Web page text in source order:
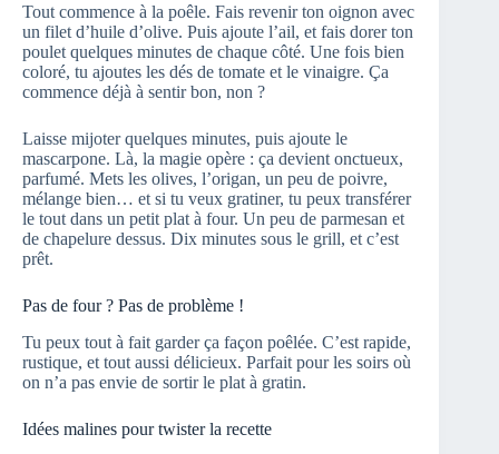
Tout commence à la poêle. Fais revenir ton oignon avec
un filet d’huile d’olive. Puis ajoute l’ail, et fais dorer ton
poulet quelques minutes de chaque côté. Une fois bien
coloré, tu ajoutes les dés de tomate et le vinaigre. Ça
commence déjà à sentir bon, non ?
Laisse mijoter quelques minutes, puis ajoute le
mascarpone. Là, la magie opère : ça devient onctueux,
parfumé. Mets les olives, l’origan, un peu de poivre,
mélange bien… et si tu veux gratiner, tu peux transférer
le tout dans un petit plat à four. Un peu de parmesan et
de chapelure dessus. Dix minutes sous le grill, et c’est
prêt.
Pas de four ? Pas de problème !
Tu peux tout à fait garder ça façon poêlée. C’est rapide,
rustique, et tout aussi délicieux. Parfait pour les soirs où
on n’a pas envie de sortir le plat à gratin.
Idées malines pour twister la recette